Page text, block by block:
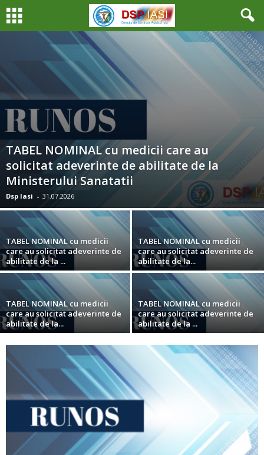
TABEL NOMINAL cu medicii care au
solicitat adeverinte de abilitate de la
Ministerului Sanatatii
Dsp Iasi - 31.07.2026
TABEL NOMINAL cu medicii
care au solicitat adeverinte de
abilitate de la ...
TABEL NOMINAL cu medicii
care au solicitat adeverinte de
abilitate de la...
TABEL NOMINAL cu medicii
care au solicitat adeverinte de
abilitate de la...
TABEL NOMINAL cu medicii
care au solicitat adeverinte de
abilitate de la ...